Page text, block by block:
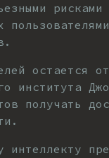
остается
института
получать